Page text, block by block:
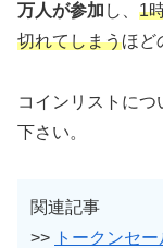
万人が参加 し、 1
切れてしまうほど
コインリストに
下さい。
関連記事
>> トークンセ